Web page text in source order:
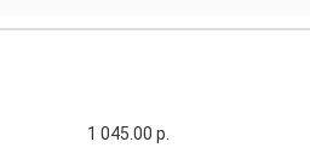
1 045.00 р.